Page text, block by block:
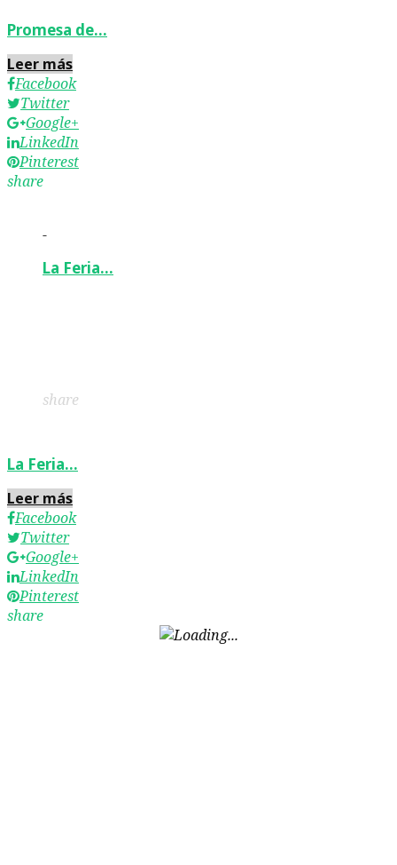
Promesa de…
Leer más
Facebook
Twitter
Google+
LinkedIn
Pinterest
share
-
La Feria…
share
La Feria…
Leer más
Facebook
Twitter
Google+
LinkedIn
Pinterest
share